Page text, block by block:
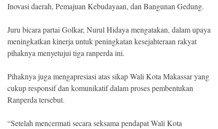
Inovasi daerah, Pemajuan Kebudayaan, dan Bangunan Gedung.
Juru bicara partai Golkar, Nurul Hidaya mengatakan, dalam upaya
meningkatkan kinerja untuk peningkatan kesejahteraan rakyat
pihaknya menyetujui tiga ranperda ini.
Pihaknya juga mengapresiasi atas sikap Wali Kota Makassar yang
cukup responsif dan komunikatif dalam proses pembentukan
Ranperda tersebut.
“Setelah mencermati secara seksama pendapat Wali Kota